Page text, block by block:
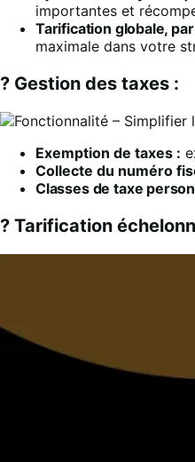
importantes et
Tarification globale,
maximale dans votre
? Gestion des taxes :
Exemption de taxes :
Collecte du numéro
Classes de taxe
? Tarification